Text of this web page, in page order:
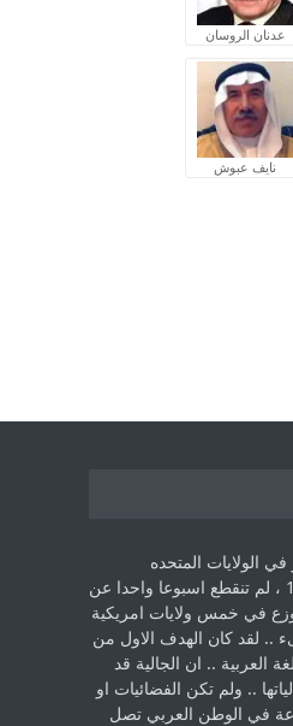
عدنان الروسان
نايف عبوش
الولايات المتحده
الامريكية منذ عام 1993 ، لم ‏تنقطع اسبوعا واحدا عن
في خمس ولايات امريكية
..‏ لقد كان الهدف الاول من
العربية .. ان الجالية قد
.. ولم تكن الفضائيات او
في الوطن ‏العربي تصل